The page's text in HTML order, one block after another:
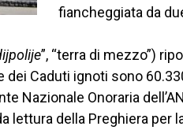
fiancheggiata da
”, “terra di mezzo”)
Caduti ignoti sono
Nazionale Onoraria
lettura della Preghiera per